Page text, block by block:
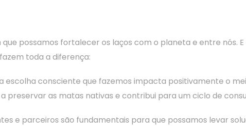
que possamos fortalecer os laços com o planeta e entre nós.
toda a diferença:
escolha consciente que fazemos impacta positivamente o
preservar as matas nativas e contribui para um ciclo de
e parceiros são fundamentais para que possamos levar